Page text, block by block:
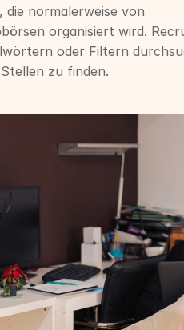
die normalerweise von
organisiert wird.
oder Filtern
zu finden.